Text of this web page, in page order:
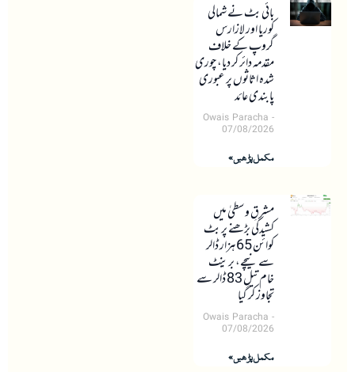
بائی بٹ نے شمالی
کوریا اور لازارس
گروپ کے خلاف
مقدمہ دائر کر دیا، چوری
شدہ اثاثوں پر عبوری
پابندی عائد
Owais Paracha
07/08/2026
مکمل پڑھیں »
مشرقِ وسطیٰ میں
کشیدگی بڑھنے پر بٹ
کوائن 65 ہزار ڈالر
سے نیچے، برینٹ
خام تیل 83 ڈالر سے
تجاوز کر گیا
Owais Paracha
07/08/2026
مکمل پڑھیں »